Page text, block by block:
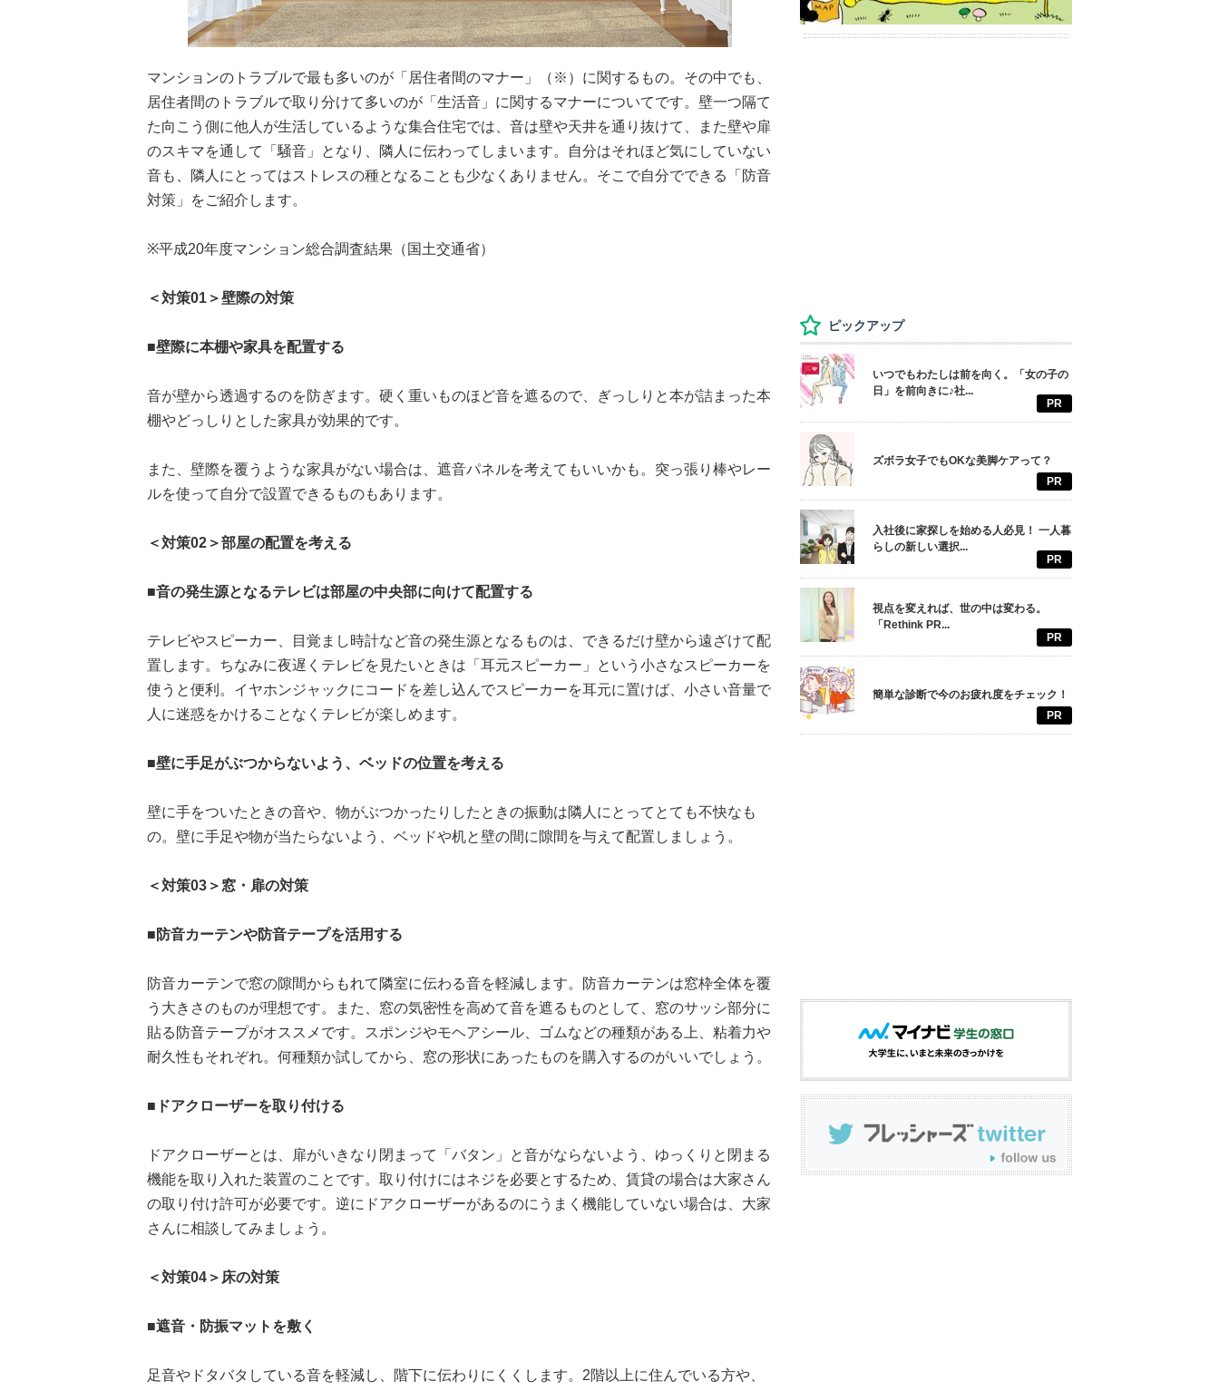
マンションのトラブルで最も多いのが「居住者間のマナー」（※）に関するもの。その中でも、
居住者間のトラブルで取り分けて多いのが「生活音」に関するマナーについてです。壁一つ隔て
た向こう側に他人が生活しているような集合住宅では、音は壁や天井を通り抜けて、また壁や扉
のスキマを通して「騒音」となり、隣人に伝わってしまいます。自分はそれほど気にしていない
音も、隣人にとってはストレスの種となることも少なくありません。そこで自分でできる「防音
対策」をご紹介します。
※平成20年度マンション総合調査結果（国土交通省）
＜対策01＞壁際の対策
■壁際に本棚や家具を配置する
音が壁から透過するのを防ぎます。硬く重いものほど音を遮るので、ぎっしりと本が詰まった本
棚やどっしりとした家具が効果的です。
また、壁際を覆うような家具がない場合は、遮音パネルを考えてもいいかも。突っ張り棒やレー
ルを使って自分で設置できるものもあります。
＜対策02＞部屋の配置を考える
■音の発生源となるテレビは部屋の中央部に向けて配置する
テレビやスピーカー、目覚まし時計など音の発生源となるものは、できるだけ壁から遠ざけて配
置します。ちなみに夜遅くテレビを見たいときは「耳元スピーカー」という小さなスピーカーを
使うと便利。イヤホンジャックにコードを差し込んでスピーカーを耳元に置けば、小さい音量で
人に迷惑をかけることなくテレビが楽しめます。
■壁に手足がぶつからないよう、ベッドの位置を考える
壁に手をついたときの音や、物がぶつかったりしたときの振動は隣人にとってとても不快なも
の。壁に手足や物が当たらないよう、ベッドや机と壁の間に隙間を与えて配置しましょう。
＜対策03＞窓・扉の対策
■防音カーテンや防音テープを活用する
防音カーテンで窓の隙間からもれて隣室に伝わる音を軽減します。防音カーテンは窓枠全体を覆
う大きさのものが理想です。また、窓の気密性を高めて音を遮るものとして、窓のサッシ部分に
貼る防音テープがオススメです。スポンジやモヘアシール、ゴムなどの種類がある上、粘着力や
耐久性もそれぞれ。何種類か試してから、窓の形状にあったものを購入するのがいいでしょう。
■ドアクローザーを取り付ける
ドアクローザーとは、扉がいきなり閉まって「バタン」と音がならないよう、ゆっくりと閉まる
機能を取り入れた装置のことです。取り付けにはネジを必要とするため、賃貸の場合は大家さん
の取り付け許可が必要です。逆にドアクローザーがあるのにうまく機能していない場合は、大家
さんに相談してみましょう。
＜対策04＞床の対策
■遮音・防振マットを敷く
足音やドタバタしている音を軽減し、階下に伝わりにくくします。2階以上に住んでいる方や、
ピックアップ
いつでもわたしは前を向く。「女の子の
日」を前向きに♪社...
PR
ズボラ女子でもOKな美脚ケアって？
PR
入社後に家探しを始める人必見！ 一人暮
らしの新しい選択...
PR
視点を変えれば、世の中は変わる。
「Rethink PR...
PR
簡単な診断で今のお疲れ度をチェック！
PR